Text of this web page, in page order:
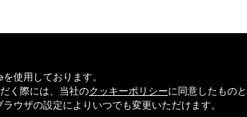
Audi正規ディーラー検索
使用しております。
く際には、当社のクッキーポリシーに同意したものと
ウザの設定によりいつでも変更いただけます。